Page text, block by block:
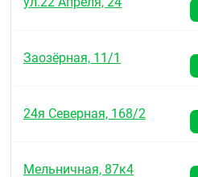
3 года.
использовать в течение 3
Условия отпуска из
;
Заозёрная, 11/1
24я Северная, 168/2
Мельничная, 87к4